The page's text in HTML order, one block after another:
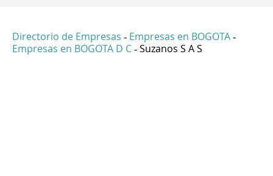
Directorio de Empresas - Empresas en BOGOTA -
Empresas en BOGOTA D C - Suzanos S A S